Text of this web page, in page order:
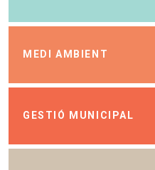
MEDI AMBIENT
GESTIÓ MUNICIPAL